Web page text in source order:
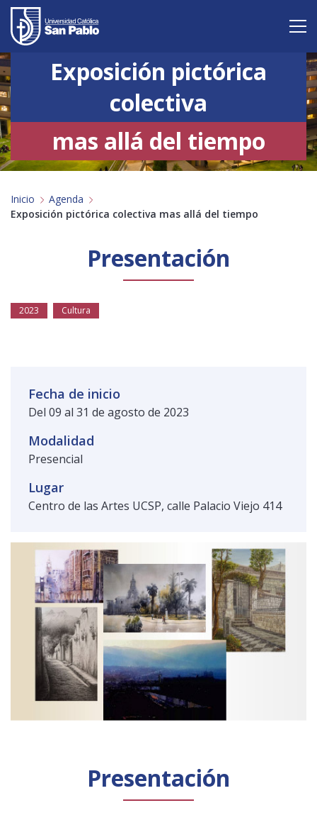
Vive San Pablo
Carreras
Postgrado
Internacional
Alumnos Profesores
Exposición pictórica
colectiva
mas allá del tiempo
Inicio
Agenda
Exposición pictórica colectiva mas allá del tiempo
Presentación
2023 Cultura
Fecha de inicio
Del 09 al 31 de agosto de 2023
Modalidad
Presencial
Lugar
Centro de las Artes UCSP, calle Palacio Viejo 414
Presentación